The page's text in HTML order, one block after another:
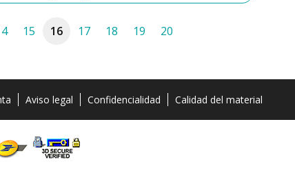
15 16 17 18 19 20
Aviso legal Confidencialidad Calidad del material